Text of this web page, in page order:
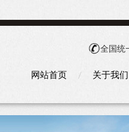
全国统
网站首页 关于我们